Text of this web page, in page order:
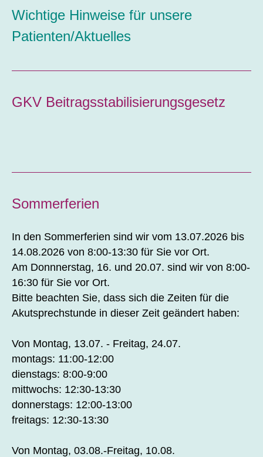
Wichtige Hinweise für unsere
Patienten/Aktuelles
GKV Beitragsstabilisierungsgesetz
Sommerferien
In den Sommerferien sind wir vom 13.07.2026 bis
14.08.2026 von 8:00-13:30 für Sie vor Ort.
Am Donnnerstag, 16. und 20.07. sind wir von 8:00-
16:30 für Sie vor Ort.
Bitte beachten Sie, dass sich die Zeiten für die
Akutsprechstunde in dieser Zeit geändert haben:
Von Montag, 13.07. - Freitag, 24.07.
montags: 11:00-12:00
dienstags: 8:00-9:00
mittwochs: 12:30-13:30
donnerstags: 12:00-13:00
freitags: 12:30-13:30
Von Montag, 03.08.-Freitag, 10.08.